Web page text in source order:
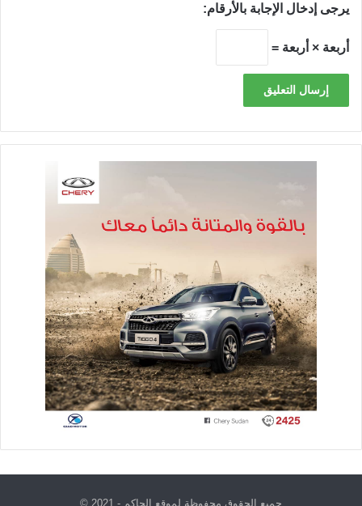
يرجى إدخال الإجابة بالأرقام:
أربعة × أربعة =
جميع الحقوق محفوظة لموقع الحاكم - 2021 ©